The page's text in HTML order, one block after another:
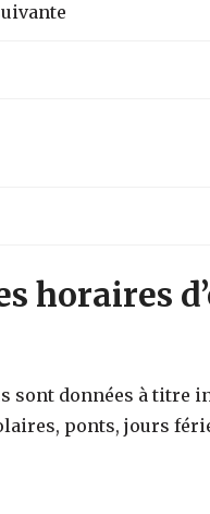
horaires
sont données à titre
ponts, jours